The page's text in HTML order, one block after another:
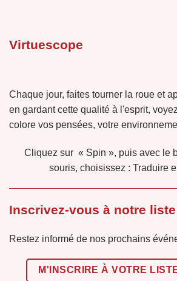
Virtuescope
Chaque jour, faites tourner la roue et
en gardant cette qualité à l'esprit,
colore vos pensées, votre
Cliquez sur « Spin », puis avec le
souris, choisissez : Traduire
Inscrivez-vous à notre
Restez informé de nos prochains
M'INSCRIRE À VOTRE